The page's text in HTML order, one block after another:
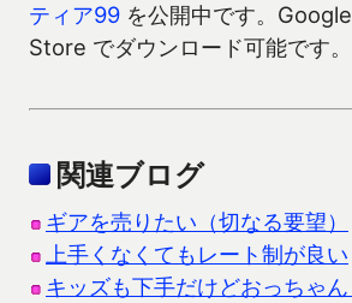
ティア99 を公開中です。
Store でダウンロード可能です。
関連ブログ
ギアを売りたい（切なる要望）
上手くなくてもレート制が良い
キッズも下手だけどおっちゃ